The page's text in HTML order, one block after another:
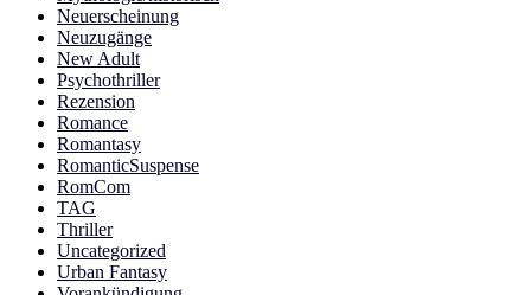
Neuerscheinung
Neuzugänge
New Adult
Psychothriller
Rezension
Romance
Romantasy
RomanticSuspense
RomCom
TAG
Thriller
Uncategorized
Urban Fantasy